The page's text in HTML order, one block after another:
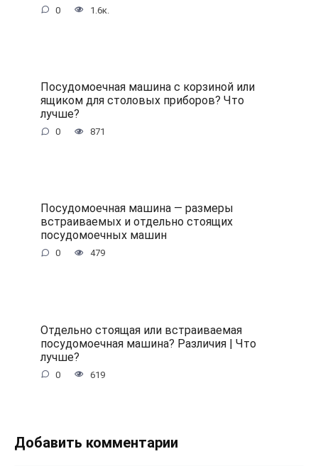
0 1.6к.
Посудомоечная машина с корзиной или
ящиком для столовых приборов? Что
лучше?
0 871
Посудомоечная машина — размеры
встраиваемых и отдельно стоящих
посудомоечных машин
0 479
Отдельно стоящая или встраиваемая
посудомоечная машина? Различия | Что
лучше?
0 619
Добавить комментарии